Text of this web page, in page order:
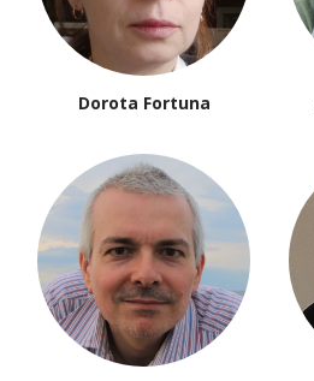
Dorota Fortuna